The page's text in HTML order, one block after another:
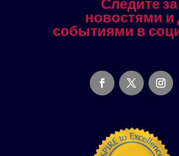
новостями и
событиями в